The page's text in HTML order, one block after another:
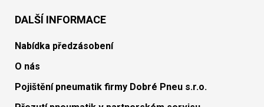
DALŠÍ INFORMACE
Nabídka předzásobení
O nás
Pojištění pneumatik firmy Dobré Pneu s.r.o.